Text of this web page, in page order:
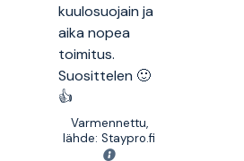
kuulosuojain ja
aika nopea
toimitus.
Suosittelen 🙂
👍
Varmennettu,
lähde: Staypro.fi